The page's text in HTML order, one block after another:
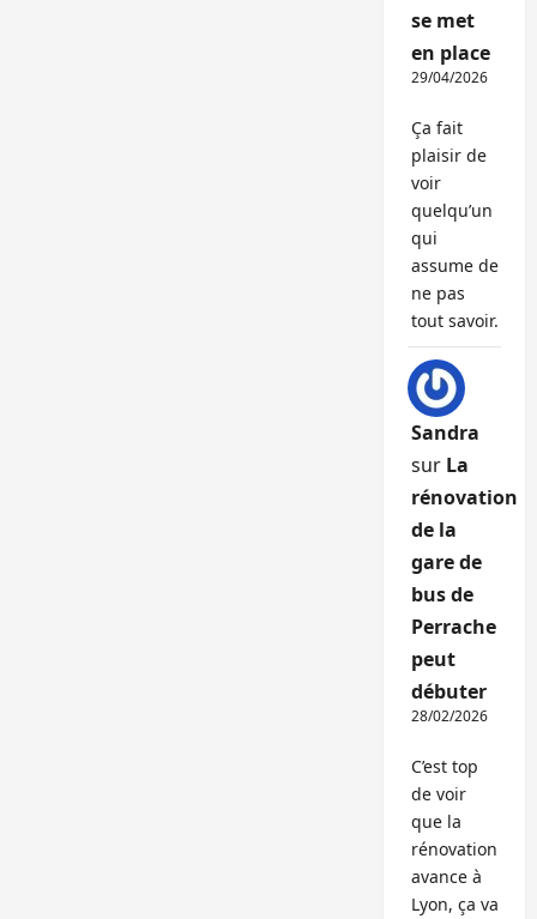
se met
en place
29/04/2026
Ça fait
plaisir de
voir
quelqu’un
qui
assume de
ne pas
tout savoir.
Sandra
sur La
rénovation
de la
gare de
bus de
Perrache
peut
débuter
28/02/2026
C’est top
de voir
que la
rénovation
avance à
Lyon, ça va